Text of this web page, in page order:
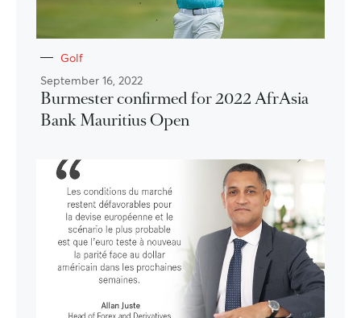
Golf
September 16, 2022
Burmester confirmed for 2022 AfrAsia
Bank Mauritius Open